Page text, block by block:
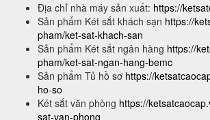
Địa chỉ nhà máy sản xuất: https://
Sản phẩm Két sắt khách sạn https://
pham/ket-sat-khach-san
Sản phẩm Két sắt ngân hàng https://
pham/ket-sat-ngan-hang-bemc
Sản phẩm Tủ hồ sơ https://
ho-so
Két sắt văn phòng https://
sat-van-phong